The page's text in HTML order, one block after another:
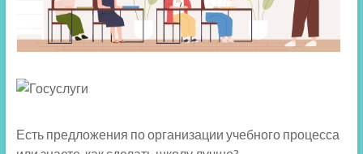
Есть предложения по организации учебного процесса